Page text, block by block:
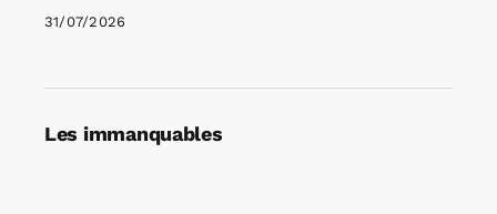
31/07/2026
Les immanquables